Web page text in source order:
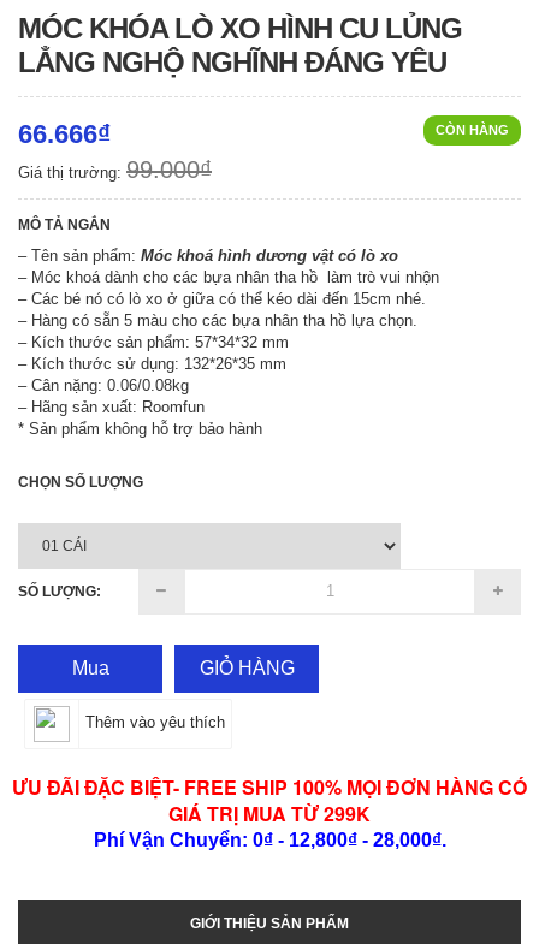
MÓC KHÓA LÒ XO HÌNH CU LỦNG
LẲNG NGHỘ NGHĨNH ĐÁNG YÊU
CÒN HÀNG
66.666₫
Giá thị trường: 99.000₫
MÔ TẢ NGẮN
– Tên sản phẩm: Móc khoá hình dương vật có lò xo
– Móc khoá dành cho các bựa nhân tha hồ làm trò vui nhộn
– Các bé nó có lò xo ở giữa có thể kéo dài đến 15cm nhé.
– Hàng có sẵn 5 màu cho các bựa nhân tha hồ lựa chọn.
– Kích thước sản phẩm: 57*34*32 mm
– Kích thước sử dụng: 132*26*35 mm
– Cân nặng: 0.06/0.08kg
– Hãng sản xuất: Roomfun
* Sản phẩm không hỗ trợ bảo hành
CHỌN SỐ LƯỢNG
SỐ LƯỢNG:
Mua GIỎ HÀNG
Thêm vào yêu thích
ƯU ĐÃI ĐẶC BIỆT- FREE SHIP 100% MỌI ĐƠN HÀNG CÓ
GIÁ TRỊ MUA TỪ 299K
Phí Vận Chuyển: 0₫ - 12,800₫ - 28,000₫.
GIỚI THIỆU SẢN PHẨM